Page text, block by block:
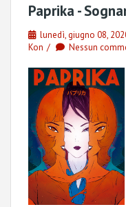
Paprika -
lunedì, giugno 08,
Kon
Nessun